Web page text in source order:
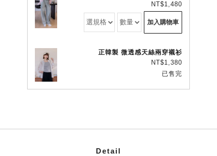
NT$1,480
加入購物車
正韓製 微透感天絲兩穿襯衫
NT$1,380
已售完
Detail